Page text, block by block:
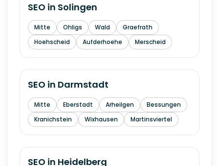
SEO in Solingen
Mitte Ohligs Wald
Graefrath
Hoehscheid
Aufderhoehe Merscheid
SEO in Darmstadt
Mitte Eberstadt Arheilgen
Bessungen
Kranichstein
Wixhausen Martinsviertel
SEO in Heidelberg